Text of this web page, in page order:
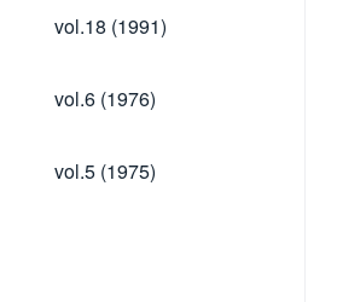
vol.18
(1991)
vol.18 (1991)
vol.6
(1976)
vol.6 (1976)
vol.5
(1975)
vol.5 (1975)